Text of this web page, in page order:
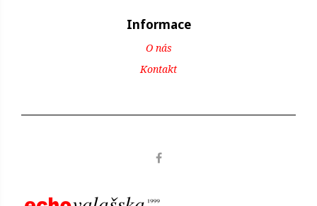
Informace
O nás
Kontakt